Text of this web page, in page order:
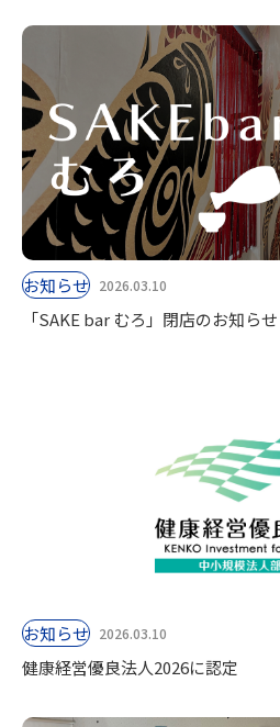
お知らせ 2026.03.10
「SAKE bar むろ」閉店のお知らせ
お知らせ 2026.03.10
健康経営優良法人2026に認定